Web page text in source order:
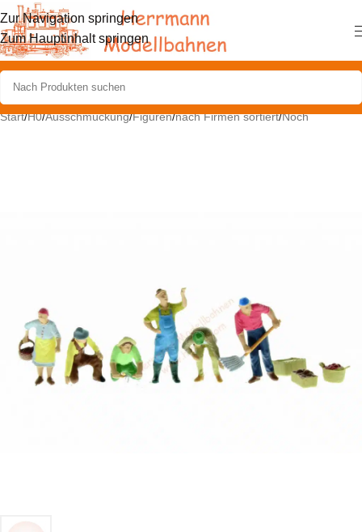
Zur Navigation springen
Zum Hauptinhalt springen
Start/H0/Ausschmückung/Figuren/nach Firmen sortiert/Noch